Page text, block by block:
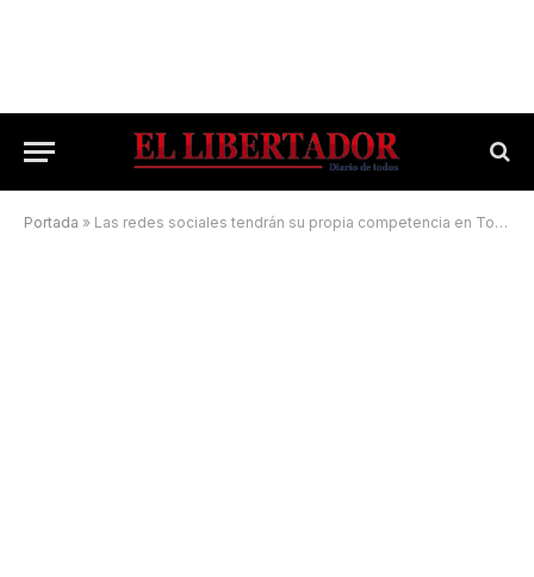
Portada » Las redes sociales tendrán su propia competencia en Tokio